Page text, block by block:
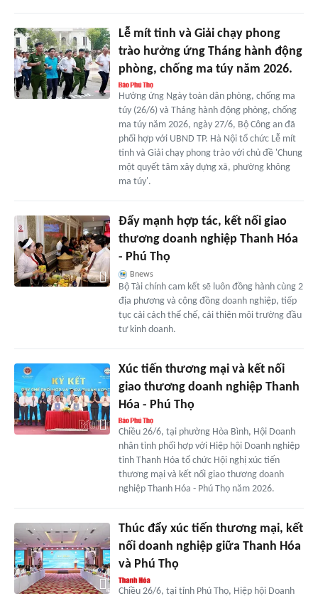
Lễ mít tinh và Giải chạy phong
trào hưởng ứng Tháng hành động
phòng, chống ma túy năm 2026.
Hưởng ứng Ngày toàn dân phòng, chống ma
túy (26/6) và Tháng hành động phòng, chống
ma túy năm 2026, ngày 27/6, Bộ Công an đã
phối hợp với UBND TP. Hà Nội tổ chức Lễ mít
tinh và Giải chạy phong trào với chủ đề 'Chung
một quyết tâm xây dựng xã, phường không
ma túy'.
Đẩy mạnh hợp tác, kết nối giao
thương doanh nghiệp Thanh Hóa
- Phú Thọ
Bnews
Bộ Tài chính cam kết sẽ luôn đồng hành cùng 2
địa phương và cộng đồng doanh nghiệp, tiếp
tục cải cách thể chế, cải thiện môi trường đầu
tư kinh doanh.
Xúc tiến thương mại và kết nối
giao thương doanh nghiệp Thanh
Hóa - Phú Thọ
Chiều 26/6, tại phường Hòa Bình, Hội Doanh
nhân tỉnh phối hợp với Hiệp hội Doanh nghiệp
tỉnh Thanh Hóa tổ chức Hội nghị xúc tiến
thương mại và kết nối giao thương doanh
nghiệp Thanh Hóa - Phú Thọ năm 2026.
Thúc đẩy xúc tiến thương mại, kết
nối doanh nghiệp giữa Thanh Hóa
và Phú Thọ
Chiều 26/6, tại tỉnh Phú Thọ, Hiệp hội Doanh